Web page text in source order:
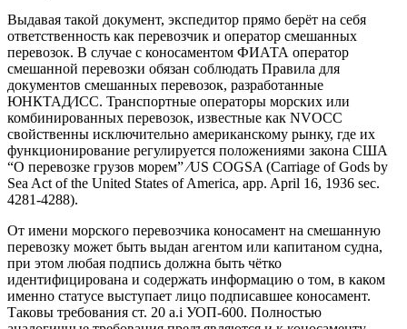
Выдавая такой документ, экспедитор прямо берёт на себя
ответственность как перевозчик и оператор смешанных
перевозок. В случае с коносаментом ФИАТА оператор
смешанной перевозки обязан соблюдать Правила для
документов смешанных перевозок, разработанные
ЮНКТАД⁄ICC. Транспортные операторы морских или
комбинированных перевозок, известные как NVOCC
свойственны исключительно американскому рынку, где их
функционирование регулируется положениями закона США
“О перевозке грузов морем” ⁄US COGSA (Carriage of Gods by
Sea Act of the United States of America, app. April 16, 1936 sec.
4281-4288).
От имени морского перевозчика коносамент на смешанную
перевозку может быть выдан агентом или капитаном судна,
при этом любая подпись должна быть чётко
идентифицирована и содержать информацию о том, в каком
именно статусе выступает лицо подписавшее коносамент.
Таковы требования ст. 20 а.i УОП-600. Полностью